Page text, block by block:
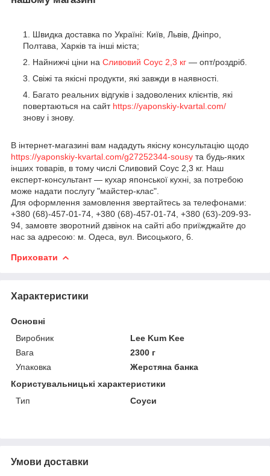
Швидка доставка по Україні: Київ, Львів, Дніпро,
Полтава, Харків та інші міста;
Найнижчі ціни на Сливовий Соус 2,3 кг — опт/роздріб.
Свіжі та якісні продукти, які завжди в наявності.
Багато реальних відгуків і задоволених клієнтів, які
повертаються на сайт https://yaponskiy-kvartal.com/
знову і знову.
В інтернет-магазині вам нададуть якісну консультацію щодо
https://yaponskiy-kvartal.com/g27252344-sousy та будь-яких
інших товарів, в тому числі Сливовий Соус 2,3 кг. Наш
експерт-консультант — кухар японської кухні, за потребою
може надати послугу "майстер-клас".
Для оформлення замовлення звертайтесь за телефонами:
+380 (68)-457-01-74, +380 (68)-457-01-74, +380 (63)-209-93-
94, замовте зворотний дзвінок на сайті або приїжджайте до
нас за адресою: м. Одеса, вул. Висоцького, 6.
Приховати
Характеристики
Основні
Виробник
Lee Kum Kee
Вага
2300 г
Упаковка
Жерстяна банка
Користувальницькі характеристики
Тип
Соуси
Умови доставки